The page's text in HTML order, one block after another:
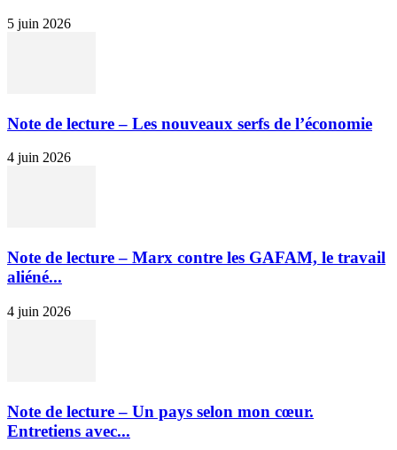
5 juin 2026
Note de lecture – Les nouveaux serfs de l’économie
4 juin 2026
Note de lecture – Marx contre les GAFAM, le travail
aliéné...
4 juin 2026
Note de lecture – Un pays selon mon cœur.
Entretiens avec...